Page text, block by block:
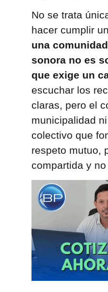
No se trata
hacer cumplir
una
sonora no es
que exige un
escuchar los
claras, pero el
municipalidad
colectivo que
respeto mutuo,
compartida y